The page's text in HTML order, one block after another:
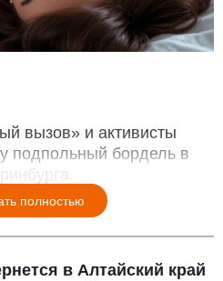
вызов» и активисты
подпольный бордель в
полностью
в Алтайский край